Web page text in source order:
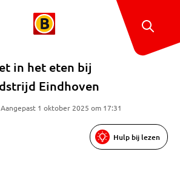
in het eten bij
Eindhoven
1 oktober 2025 om 17:31
Hulp bij lezen